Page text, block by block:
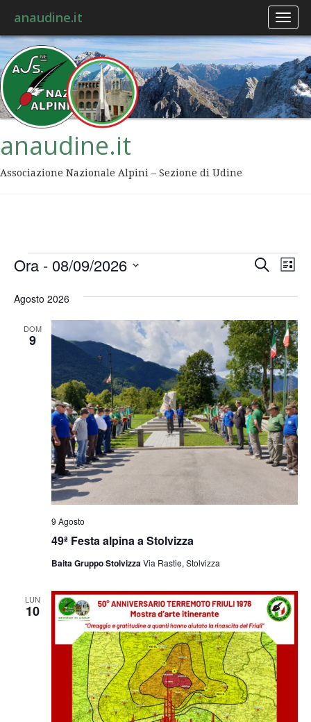
anaudine.it
anaudine.it
Associazione Nazionale Alpini – Sezione di Udine
viste
Cerca
Lista
Ora - 08/09/2026
la
Agosto 2026
DOM
9
49ª Festa alpina a Stolvizza
9 Agosto
Baita Gruppo StolvizzaVia Rastie, Stolvizza
LUN
10